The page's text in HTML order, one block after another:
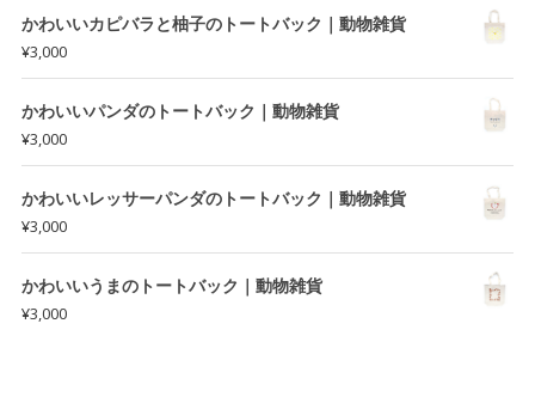
かわいいカピバラと柚子のトートバック｜動物雑貨
¥3,000
かわいいパンダのトートバック｜動物雑貨
¥3,000
かわいいレッサーパンダのトートバック｜動物雑貨
¥3,000
かわいいうまのトートバック｜動物雑貨
¥3,000